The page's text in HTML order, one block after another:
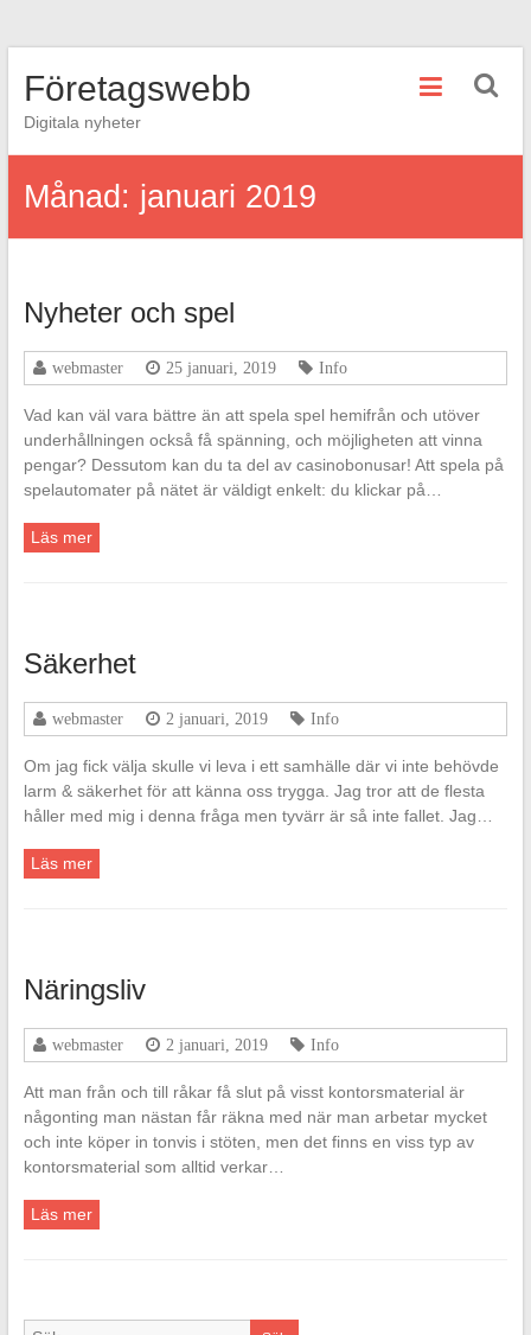
Företagswebb
Digitala nyheter
Månad: januari 2019
Nyheter och spel
webmaster 25 januari, 2019 Info
Vad kan väl vara bättre än att spela spel hemifrån och utöver
underhållningen också få spänning, och möjligheten att vinna
pengar? Dessutom kan du ta del av casinobonusar! Att spela på
spelautomater på nätet är väldigt enkelt: du klickar på…
Läs mer
Säkerhet
webmaster 2 januari, 2019 Info
Om jag fick välja skulle vi leva i ett samhälle där vi inte behövde
larm & säkerhet för att känna oss trygga. Jag tror att de flesta
håller med mig i denna fråga men tyvärr är så inte fallet. Jag…
Läs mer
Näringsliv
webmaster 2 januari, 2019 Info
Att man från och till råkar få slut på visst kontorsmaterial är
någonting man nästan får räkna med när man arbetar mycket
och inte köper in tonvis i stöten, men det finns en viss typ av
kontorsmaterial som alltid verkar…
Läs mer